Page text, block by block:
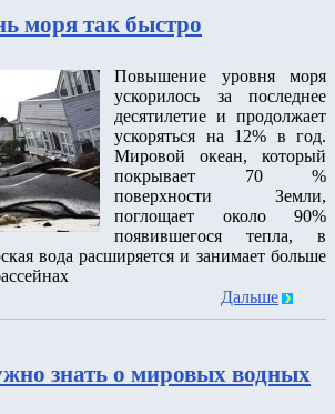
моря так быстро
Повышение уровня моря
ускорилось за последнее
десятилетие и продолжает
ускоряться на 12% в год.
Мировой океан, который
покрывает 70 %
поверхности Земли,
поглощает около 90%
появившегося тепла, в
вода расширяется и занимает больше
Дальше
знать о мировых водных